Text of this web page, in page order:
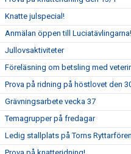
Knatte julspecial!
Anmälan öppen till Luciatävlingarna!
Jullovsaktiviteter
Föreläsning om betsling med
Prova på ridning på höstlovet den
Grävningsarbete vecka 37
Temagrupper på fredagar
Ledig stallplats på Torns